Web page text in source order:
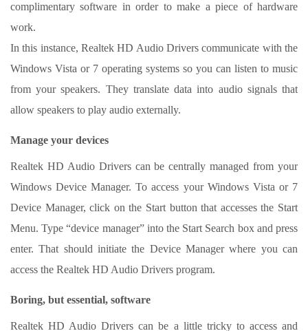
complimentary software in order to make a piece of hardware
work.
In this instance, Realtek HD Audio Drivers communicate with the
Windows Vista or 7 operating systems so you can listen to music
from your speakers. They translate data into audio signals that
allow speakers to play audio externally.
Manage your devices
Realtek HD Audio Drivers can be centrally managed from your
Windows Device Manager. To access your Windows Vista or 7
Device Manager, click on the Start button that accesses the Start
Menu. Type “device manager” into the Start Search box and press
enter. That should initiate the Device Manager where you can
access the Realtek HD Audio Drivers program.
Boring, but essential, software
Realtek HD Audio Drivers can be a little tricky to access and